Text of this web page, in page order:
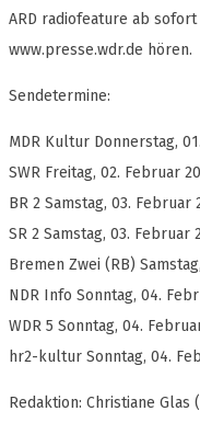
ARD radiofeature ab
www.presse.wdr.de hören.
Sendetermine:
MDR Kultur Donnerstag,
SWR Freitag, 02. Februar
BR 2 Samstag, 03. Februar
SR 2 Samstag, 03. Februar
Bremen Zwei (RB)
NDR Info Sonntag, 04.
WDR 5 Sonntag, 04.
hr2-kultur Sonntag, 04.
Redaktion: Christiane Glas